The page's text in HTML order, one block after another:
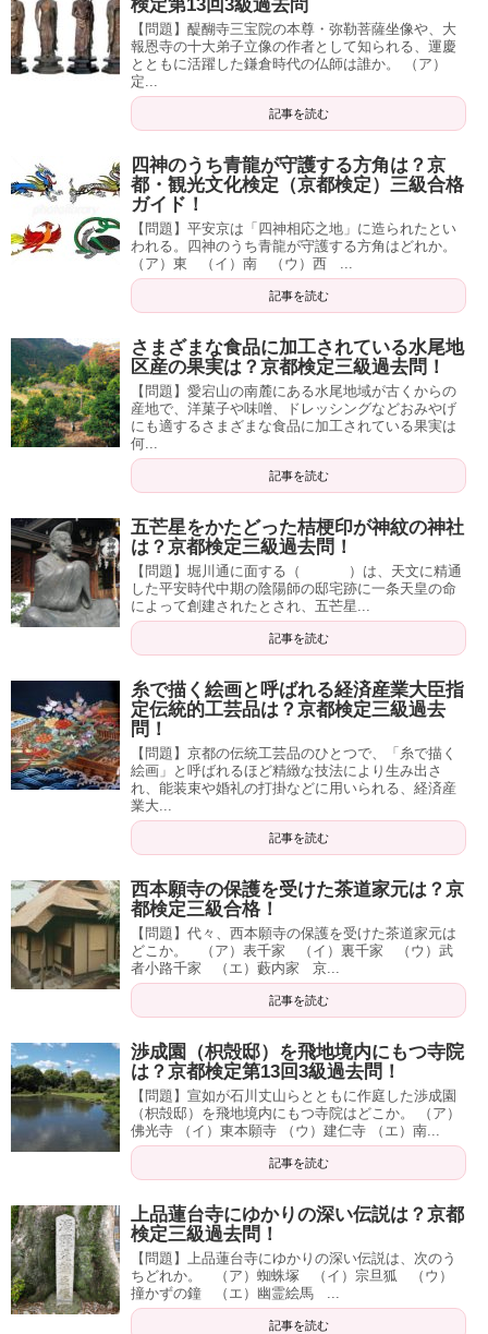
検定第13回3級過去問
【問題】醍醐寺三宝院の本尊・弥勒菩薩坐像や、大
報恩寺の十大弟子立像の作者として知られる、運慶
とともに活躍した鎌倉時代の仏師は誰か。 （ア）
定...
記事を読む
四神のうち青龍が守護する方角は？京
都・観光文化検定（京都検定）三級合格
ガイド！
【問題】平安京は「四神相応之地」に造られたとい
われる。四神のうち青龍が守護する方角はどれか。
（ア）東 （イ）南 （ウ）西 ...
記事を読む
さまざまな食品に加工されている水尾地
区産の果実は？京都検定三級過去問！
【問題】愛宕山の南麓にある水尾地域が古くからの
産地で、洋菓子や味噌、ドレッシングなどおみやげ
にも適するさまざまな食品に加工されている果実は
何...
記事を読む
五芒星をかたどった桔梗印が神紋の神社
は？京都検定三級過去問！
【問題】堀川通に面する（ ）は、天文に精通
した平安時代中期の陰陽師の邸宅跡に一条天皇の命
によって創建されたとされ、五芒星...
記事を読む
糸で描く絵画と呼ばれる経済産業大臣指
定伝統的工芸品は？京都検定三級過去
問！
【問題】京都の伝統工芸品のひとつで、「糸で描く
絵画」と呼ばれるほど精緻な技法により生み出さ
れ、能装束や婚礼の打掛などに用いられる、経済産
業大...
記事を読む
西本願寺の保護を受けた茶道家元は？京
都検定三級合格！
【問題】代々、西本願寺の保護を受けた茶道家元は
どこか。 （ア）表千家 （イ）裏千家 （ウ）武
者小路千家 （エ）藪内家 京...
記事を読む
渉成園（枳殻邸）を飛地境内にもつ寺院
は？京都検定第13回3級過去問！
【問題】宣如が石川丈山らとともに作庭した渉成園
（枳殻邸）を飛地境内にもつ寺院はどこか。 （ア）
佛光寺 （イ）東本願寺 （ウ）建仁寺 （エ）南...
記事を読む
上品蓮台寺にゆかりの深い伝説は？京都
検定三級過去問！
【問題】上品蓮台寺にゆかりの深い伝説は、次のう
ちどれか。 （ア）蜘蛛塚 （イ）宗旦狐 （ウ）
撞かずの鐘 （エ）幽霊絵馬 ...
記事を読む